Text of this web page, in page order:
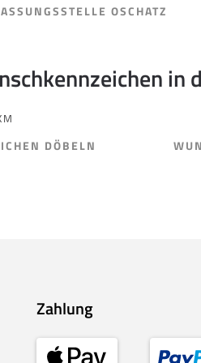
OSCHATZ
in
DÖBELN
Zahlung